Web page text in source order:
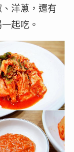
洋蔥，還有
起吃。